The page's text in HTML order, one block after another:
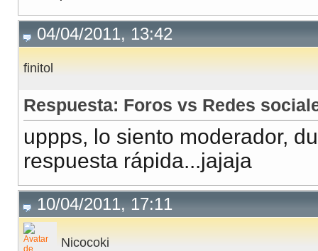
04/04/2011, 13:42
finitol
Respuesta: Foros vs Redes
uppps, lo siento moderador,
respuesta rápida...jajaja
10/04/2011, 17:11
Nicocoki